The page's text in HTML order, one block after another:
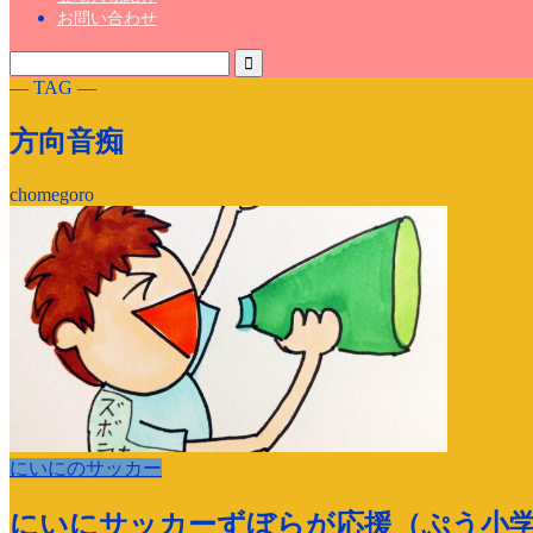
お問い合わせ
― TAG ―
方向音痴
chomegoro
にいにのサッカー
にいにサッカーずぼらが応援（ぷう小